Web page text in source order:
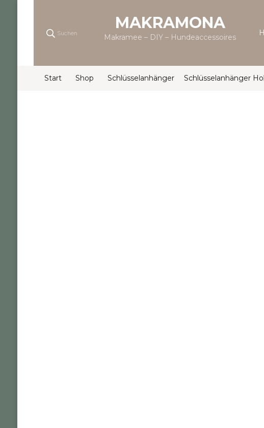
Suchen
MAKRAMONA
Makramee – DIY – Hundeaccessoires
Start Shop Schlüsselanhänger Schlüsselanhänger